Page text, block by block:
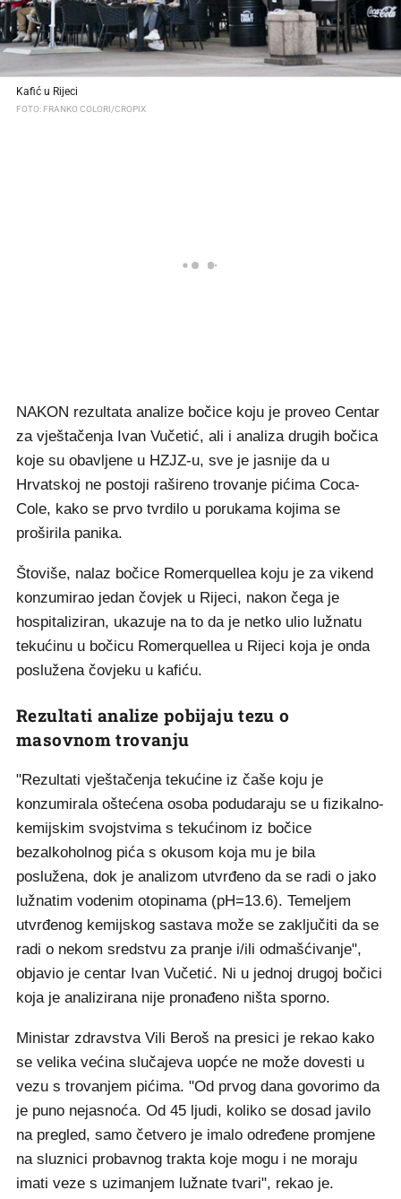
Kafić u Rijeci
FOTO: FRANKO COLORI/CROPIX
NAKON rezultata analize bočice koju je proveo Centar
za vještačenja Ivan Vučetić, ali i analiza drugih bočica
koje su obavljene u HZJZ-u, sve je jasnije da u
Hrvatskoj ne postoji rašireno trovanje pićima Coca-
Cole, kako se prvo tvrdilo u porukama kojima se
proširila panika.
Štoviše, nalaz bočice Romerquellea koju je za vikend
konzumirao jedan čovjek u Rijeci, nakon čega je
hospitaliziran, ukazuje na to da je netko ulio lužnatu
tekućinu u bočicu Romerquellea u Rijeci koja je onda
poslužena čovjeku u kafiću.
Rezultati analize pobijaju tezu o
masovnom trovanju
"Rezultati vještačenja tekućine iz čaše koju je
konzumirala oštećena osoba podudaraju se u fizikalno-
kemijskim svojstvima s tekućinom iz bočice
bezalkoholnog pića s okusom koja mu je bila
poslužena, dok je analizom utvrđeno da se radi o jako
lužnatim vodenim otopinama (pH=13.6). Temeljem
utvrđenog kemijskog sastava može se zaključiti da se
radi o nekom sredstvu za pranje i/ili odmašćivanje",
objavio je centar Ivan Vučetić. Ni u jednoj drugoj bočici
koja je analizirana nije pronađeno ništa sporno.
Ministar zdravstva Vili Beroš na presici je rekao kako
se velika većina slučajeva uopće ne može dovesti u
vezu s trovanjem pićima. "Od prvog dana govorimo da
je puno nejasnoća. Od 45 ljudi, koliko se dosad javilo
na pregled, samo četvero je imalo određene promjene
na sluznici probavnog trakta koje mogu i ne moraju
imati veze s uzimanjem lužnate tvari", rekao je.